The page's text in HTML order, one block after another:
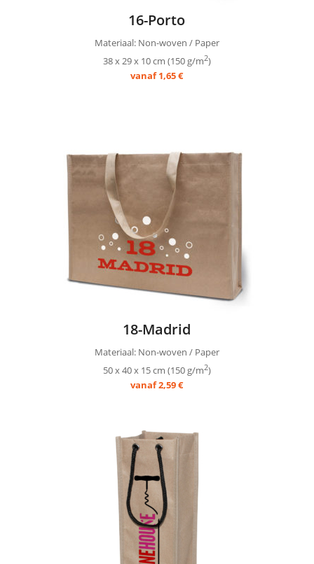
16-Porto
Materiaal: Non-woven / Paper
38 x 29 x 10 cm (150 g/m2)
vanaf 1,65 €
18-Madrid
Materiaal: Non-woven / Paper
50 x 40 x 15 cm (150 g/m2)
vanaf 2,59 €